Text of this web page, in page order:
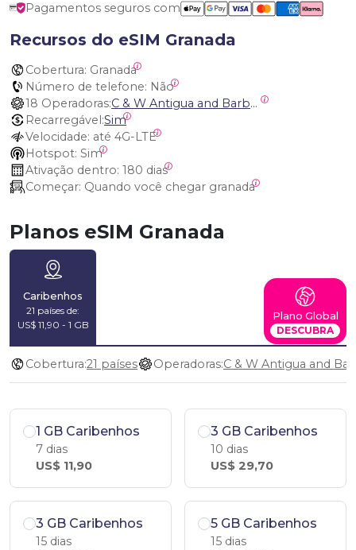
Pagamentos seguros com
Recursos do eSIM Granada
Cobertura: Granada
Número de telefone: Não
18 Operadoras:
C & W Antigua and Barbuda, Cable and Wireless Anguilla, Cable & Wireless - LIME, Setel Netherlands Antilles, BTC Bahamas, C&W (Flow), Claro, Bouygues/DigiCel, Dauphin, Free, Cable & Wireless Jamaica, Cable & Wireless Saint Kitts and Nevis, Cable & Wireless Saint Lucia, Cable & Wireless Montserrat, Liberty, Telephone Company Puerto Rico , Cable & Wireless, C & W Saint Vincent and Grenadines
Recarregável:Sim
Velocidade: até 4G-LTE
Hotspot: Sim
Ativação dentro: 180 dias
Começar: Quando você chegar granada
Planos eSIM Granada
Caribenhos
21 países de:
US$ 11,90 - 1 GB
Plano Global
DESCUBRA
Cobertura:21 países Operadoras:
1 GB Caribenhos
7 dias
US$ 11,90
3 GB Caribenhos
10 dias
US$ 29,70
3 GB Caribenhos
15 dias
5 GB Caribenhos
15 dias